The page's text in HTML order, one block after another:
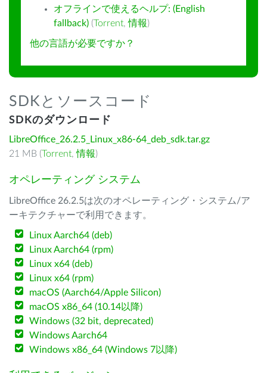
オフラインで使えるヘルプ: (English
fallback) (Torrent,情報)
他の言語が必要ですか？
SDKとソースコード
SDKのダウンロード
LibreOffice_26.2.5_Linux_x86-64_deb_sdk.tar.gz
21 MB (Torrent,情報)
オペレーティング システム
LibreOffice 26.2.5は次のオペレーティング・システム/ア
ーキテクチャーで利用できます。
Linux Aarch64 (deb)
Linux Aarch64 (rpm)
Linux x64 (deb)
Linux x64 (rpm)
macOS (Aarch64/Apple Silicon)
macOS x86_64 (10.14以降)
Windows (32 bit, deprecated)
Windows Aarch64
Windows x86_64 (Windows 7以降)